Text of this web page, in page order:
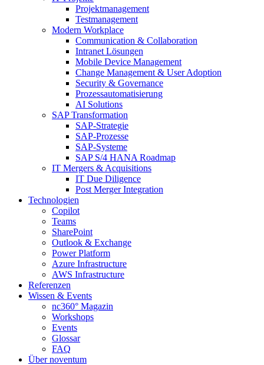
Projektmanagement
Testmanagement
Modern Workplace
Communication & Collaboration
Intranet Lösungen
Mobile Device Management
Change Management & User Adoption
Security & Governance
Prozessautomatisierung
AI Solutions
SAP Transformation
SAP-Strategie
SAP-Prozesse
SAP-Systeme
SAP S/4 HANA Roadmap
IT Mergers & Acquisitions
IT Due Diligence
Post Merger Integration
Technologien
Copilot
Teams
SharePoint
Outlook & Exchange
Power Platform
Azure Infrastructure
AWS Infrastructure
Referenzen
Wissen & Events
nc360° Magazin
Workshops
Events
Glossar
FAQ
Über noventum